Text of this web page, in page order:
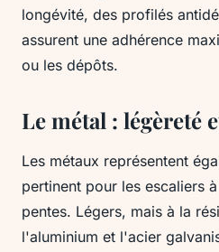
longévité, des profilés
assurent une adhérence
ou les dépôts.
Le métal : légèreté
Les métaux représentent
pertinent pour les escaliers
pentes. Légers, mais à la
l'aluminium et l'acier